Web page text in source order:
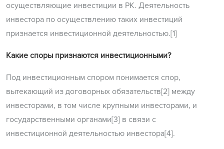
осуществляющие инвестиции в РК. Деятельность
инвестора по осуществлению таких инвестиций
признается инвестиционной деятельностью.[1]
Какие споры признаются инвестиционными?
Под инвестиционным спором понимается спор,
вытекающий из договорных обязательств[2] между
инвесторами, в том числе крупными инвесторами, и
государственными органами[3] в связи с
инвестиционной деятельностью инвестора[4].